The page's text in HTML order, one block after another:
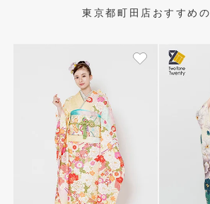
東京都町田店おすすめ